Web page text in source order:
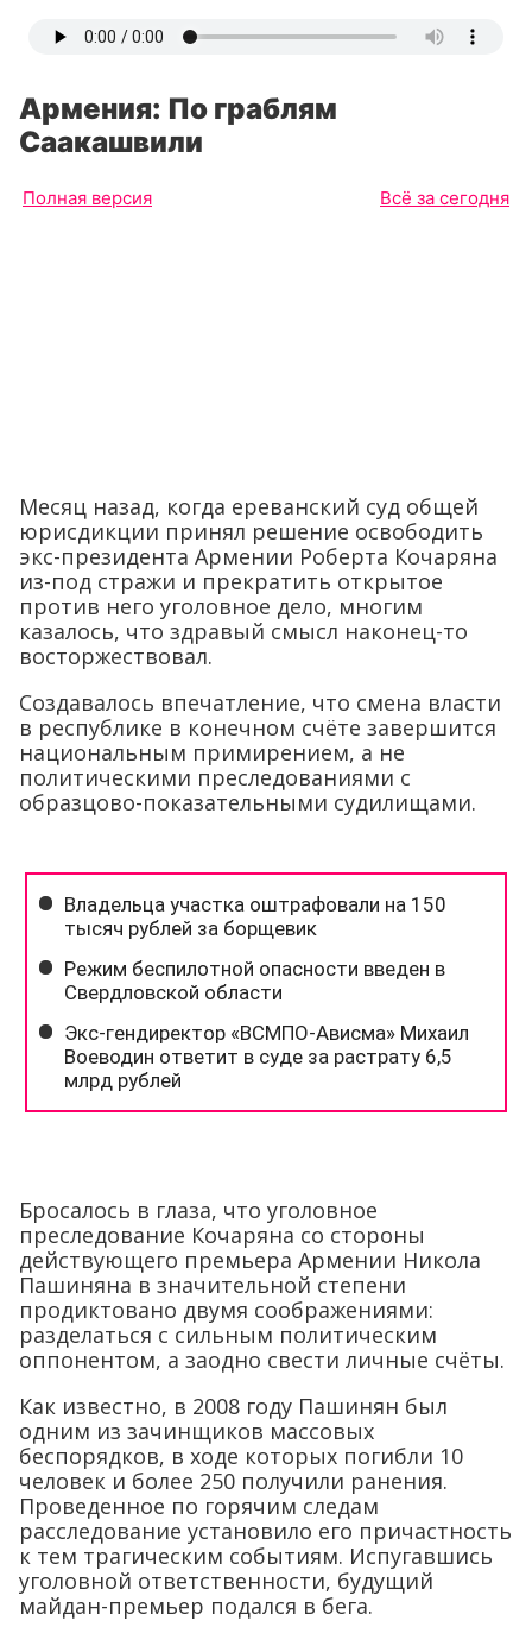
Армения: По граблям
Саакашвили
Полная версия Всё за сегодня
Месяц назад, когда ереванский суд общей
юрисдикции принял решение освободить
экс-президента Армении Роберта Кочаряна
из-под стражи и прекратить открытое
против него уголовное дело, многим
казалось, что здравый смысл наконец-то
восторжествовал.
Создавалось впечатление, что смена власти
в республике в конечном счёте завершится
национальным примирением, а не
политическими преследованиями с
образцово-показательными судилищами.
Бросалось в глаза, что уголовное
преследование Кочаряна со стороны
действующего премьера Армении Никола
Пашиняна в значительной степени
продиктовано двумя соображениями:
разделаться с сильным политическим
оппонентом, а заодно свести личные счёты.
Как известно, в 2008 году Пашинян был
одним из зачинщиков массовых
беспорядков, в ходе которых погибли 10
человек и более 250 получили ранения.
Проведенное по горячим следам
расследование установило его причастность
к тем трагическим событиям. Испугавшись
уголовной ответственности, будущий
майдан-премьер подался в бега.